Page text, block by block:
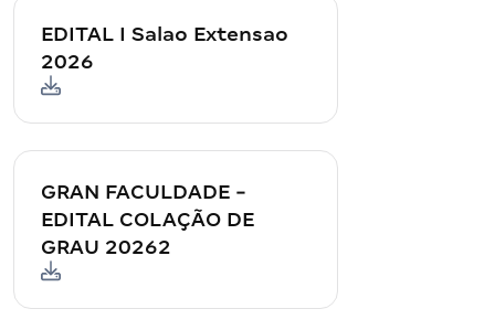
EDITAL I Salao Extensao
2026
GRAN FACULDADE -
EDITAL COLAÇÃO DE
GRAU 20262